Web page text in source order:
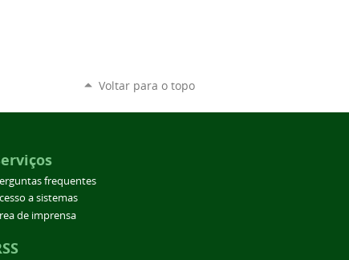
Voltar para o topo
frequentes
a sistemas
de imprensa